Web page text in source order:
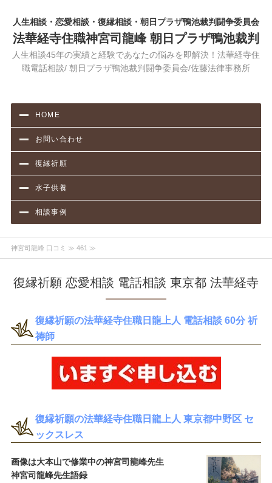
人生相談・恋愛相談・復縁相談・朝日プラザ鴨池裁判闘争委員会
法華経寺住職神宮司龍峰 朝日プラザ鴨池裁判
人生相談45年の実績と経験であなたの悩みを即解決！法華経寺住
職電話相談/ 朝日プラザ鴨池裁判闘争委員会/佐藤法律事務所
HOME
お問い合わせ
復縁祈願
水子供養
相談事例
神宮司龍峰 口コミ ≫ 461 ≫
復縁祈願 恋愛相談 電話相談 東京都 法華経寺
復縁祈願の法華経寺住職日龍上人 電話相談 60分 祈
祷師
復縁祈願の法華経寺住職日龍上人 東京都中野区 セ
ックスレス
画像は大本山で修業中の神宮司龍峰先生
神宮司龍峰先生語録